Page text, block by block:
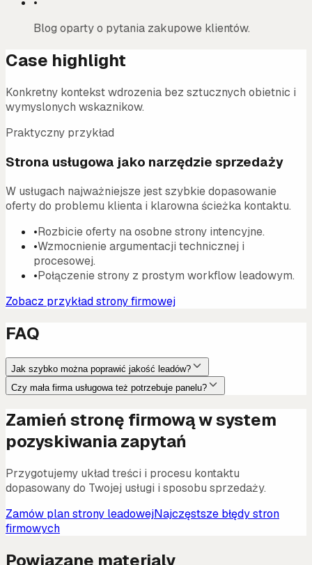
Blog oparty o pytania zakupowe klientów.
Case highlight
Konkretny kontekst wdrozenia bez sztucznych obietnic i
wymyslonych wskaznikow.
Praktyczny przykład
Strona usługowa jako narzędzie sprzedaży
W usługach najważniejsze jest szybkie dopasowanie
oferty do problemu klienta i klarowna ścieżka kontaktu.
•Rozbicie oferty na osobne strony intencyjne.
•Wzmocnienie argumentacji technicznej i
procesowej.
•Połączenie strony z prostym workflow leadowym.
Zobacz przykład strony firmowej
FAQ
Jak szybko można poprawić jakość leadów?
Czy mała firma usługowa też potrzebuje panelu?
Zamień stronę firmową w system
pozyskiwania zapytań
Przygotujemy układ treści i procesu kontaktu
dopasowany do Twojej usługi i sposobu sprzedaży.
Zamów plan strony leadowejNajczęstsze błędy stron
firmowych
Powiazane materialy